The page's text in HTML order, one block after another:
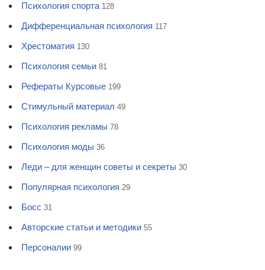
Психология спорта 128
Дифференциальная психология 117
Хрестоматия 130
Психология семьи 81
Рефераты Курсовые 199
Стимульный материал 49
Психология рекламы 78
Психология моды 36
Леди – для женщин советы и секреты 30
Популярная психология 29
Босс 31
Авторские статьи и методики 55
Персоналии 99